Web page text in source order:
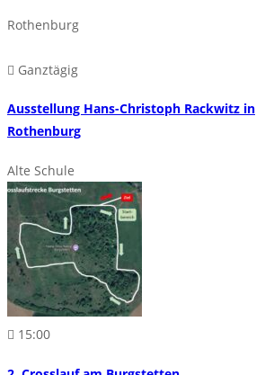
Rothenburg
Ganztägig
Ausstellung Hans-Christoph Rackwitz in
Rothenburg
Alte Schule
15:00